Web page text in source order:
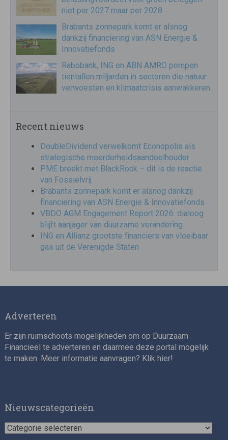
niet per 2027 maar per 2028
Brabants zonnepark komt er alsnog
dankzij financiering van ASN Energie &
Innovatiefonds
Rabobank, ING en ABN AMRO pompen
tientallen miljarden in sectoren die natuur
verwoesten en klimaatcrisis aanwakkeren
Recent nieuws
DoubleDividend verwelkomt Econopolis als
strategische meerderheidsaandeelhouder
PME breekt met BlackRock – dit is de reactie
van Fossielvrij
Brabants zonnepark komt er alsnog dankzij
financiering van ASN Energie & Innovatiefonds
VBDO AGM Engagement Report 2026: dialoog
blijft aanjager van duurzame verandering
ING en Allianz grootste financiers van vloeibaar
gas uit de Verenigde Staten
Adverteren
Er zijn ruimschoots mogelijkheden om op Duurzaam
Financieel te adverteren en daarmee deze portal mogelijk
te maken. Meer informatie aanvragen? Klik hier!
Nieuwscategorieën
Nieuwscategorieën